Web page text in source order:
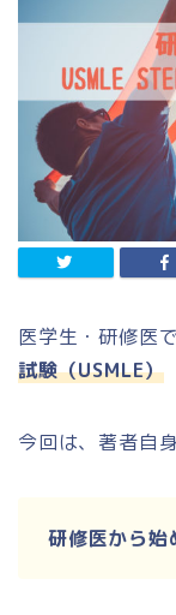
医学生・研修医
試験（USMLE）
今回は、著者自
研修医から始